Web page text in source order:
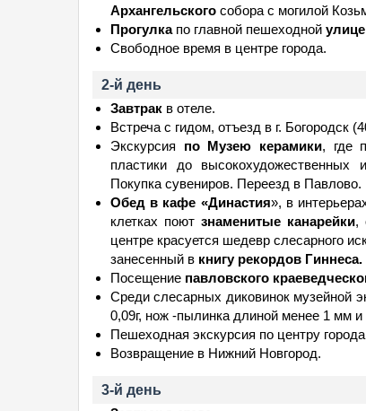
Архангельского собора с могилой
Прогулка по главной пешеходной
Свободное время в центре города.
2-й день
Завтрак в отеле.
Встреча с гидом, отъезд в г. Богородск
Экскурсия по Музею керамики, где
пластики до высокохудожественных
Покупка сувениров. Переезд в Павлово.
Обед в кафе «Династия», в
клетках поют знаменитые канарейки,
центре красуется шедевр слесарного
занесенный в книгу рекордов Гиннеса.
Посещение павловского
Среди слесарных диковинок музейной
0,09г, нож -пылинка длиной менее 1 мм и
Пешеходная экскурсия по центру
Возвращение в Нижний Новгород.
3-й день